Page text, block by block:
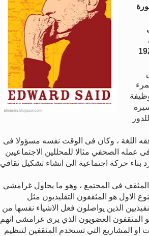
بين عامي 1926
سيرة
اللغة ، وكان فى الوقت نفسه مسؤولا فى
عمله الصحفي مثالا للمحللين الاجتماعيين
بناء حركة اجتماعية الى انشاء تشكيل ثقافي
فى المجتمع ، وهو ما يحاول غرامشي
الاول هو المثقفون التقليديون مثل
الذين يواصلون فعل الاشياء نفسها من
المثقفون العضويون الذي يرى غرامشى انهم
المشاريع التي تستخدم المثقفين لتنظيم